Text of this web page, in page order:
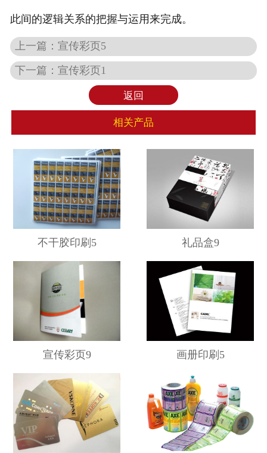
此间的逻辑关系的把握与运用来完成。
上一篇：宣传彩页5
下一篇：宣传彩页1
返回
相关产品
不干胶印刷5 礼品盒9
宣传彩页9 画册印刷5